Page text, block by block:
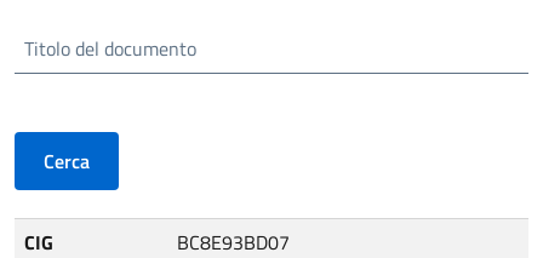
Titolo del documento
CIG
Pubblicazione Aggiornamento
Fascicolo Attività negoziale
BDNCP
CIG
BC8E93BD07